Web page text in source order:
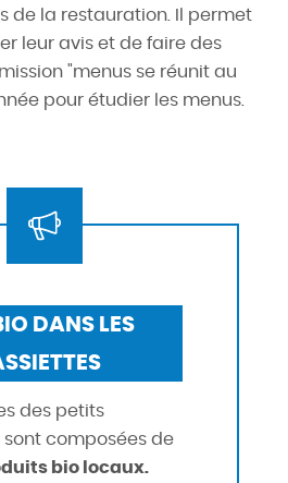
de la restauration. Il permet
leur avis et de faire des
"menus se réunit au
pour étudier les menus.
DANS LES
des petits
composées de
bio locaux.